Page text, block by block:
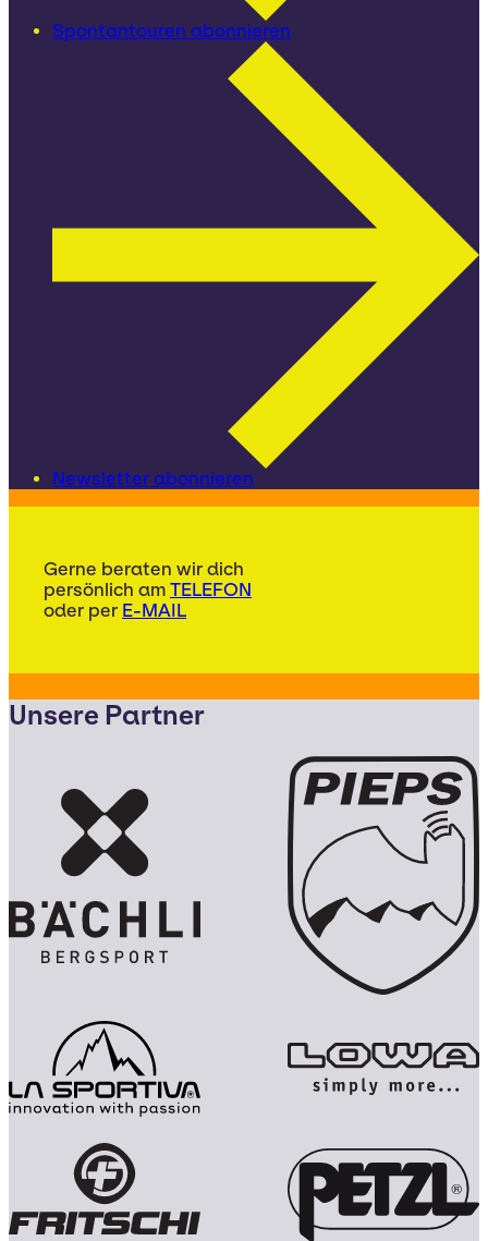
Spontantouren abonnieren
Newsletter abonnieren
Gerne beraten wir dich
persönlich am TELEFON
oder per E-MAIL
Unsere Partner